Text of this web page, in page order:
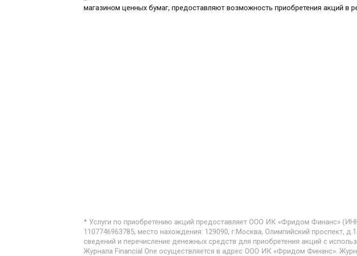
магазином ценных бумаг, предоставляют возможность приобретения акций в
* Услуги по приобретению акций предоставляет ООО ИК «Фридом Финанс»
1107746963785, место нахождения: 129090, г.Москва, Олимпийский проспект,
сведений и перечисление денежных средств для приобретения акций с
Журнала Financial One осуществляется в адрес ООО ИК «Фридом Финанс».